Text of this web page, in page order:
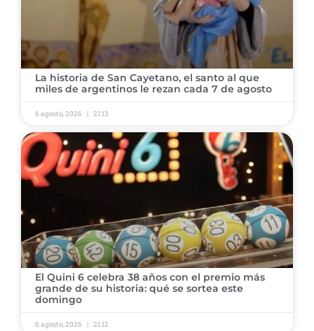
La historia de San Cayetano, el santo al que
miles de argentinos le rezan cada 7 de agosto
6 agosto, 2026 21:13
El Quini 6 celebra 38 años con el premio más
grande de su historia: qué se sortea este
domingo
6 agosto, 2026 21:12